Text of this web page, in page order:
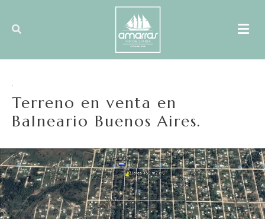
,
Terreno en venta en
Balneario Buenos Aires.